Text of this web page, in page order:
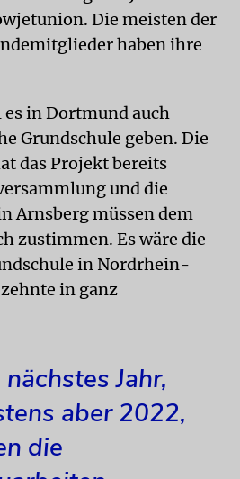
Die meisten der
haben ihre
in Dortmund auch
Grundschule geben. Die
das Projekt bereits
und die
Arnsberg müssen dem
zustimmen. Es wäre die
in Nordrhein-
in ganz
Jahr,
aber 2022,
die